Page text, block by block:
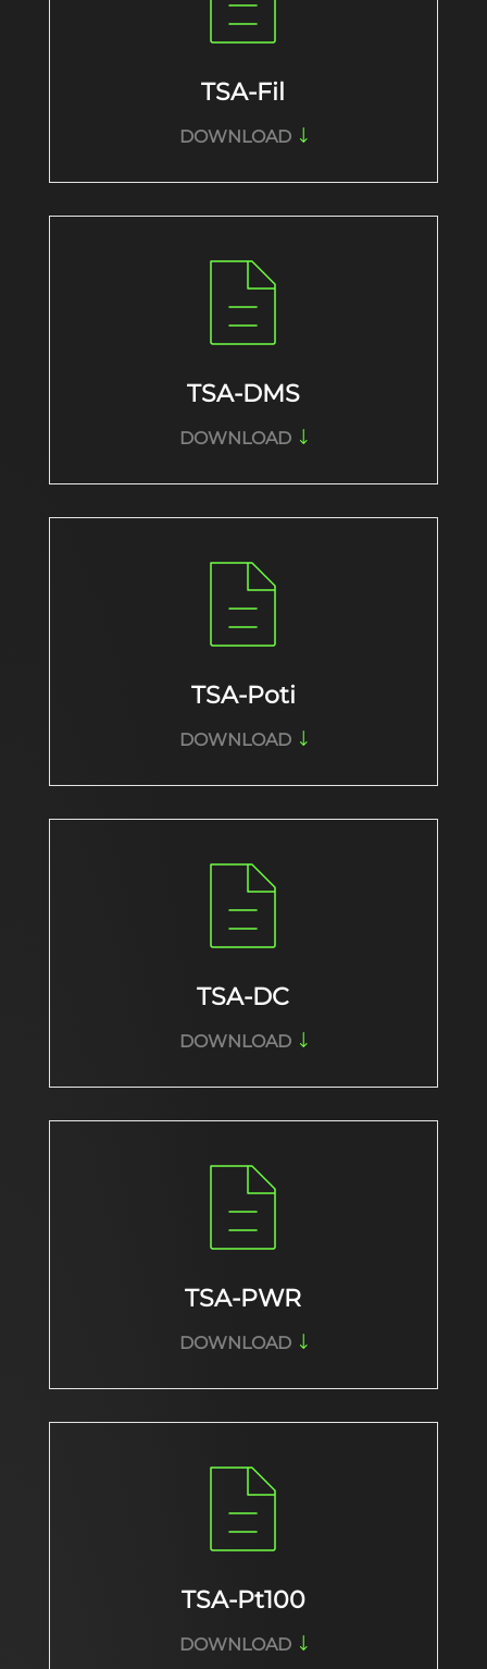
TSA-Fil
DOWNLOAD
TSA-DMS
DOWNLOAD
TSA-Poti
DOWNLOAD
TSA-DC
DOWNLOAD
TSA-PWR
DOWNLOAD
TSA-Pt100
DOWNLOAD